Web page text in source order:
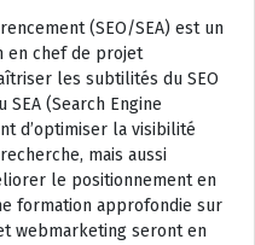
(SEO/SEA) est un
en chef de projet
les subtilités du SEO
(Search Engine
d’optimiser la visibilité
mais aussi
le positionnement en
formation approfondie sur
webmarketing seront en